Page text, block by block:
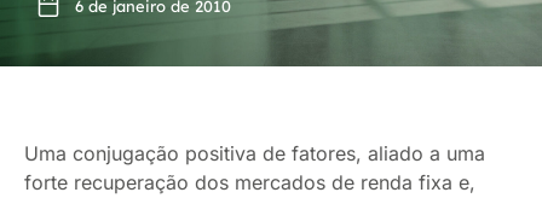
6 de janeiro de 2010
Uma conjugação positiva de fatores, aliado a uma
forte recuperação dos mercados de renda fixa e,